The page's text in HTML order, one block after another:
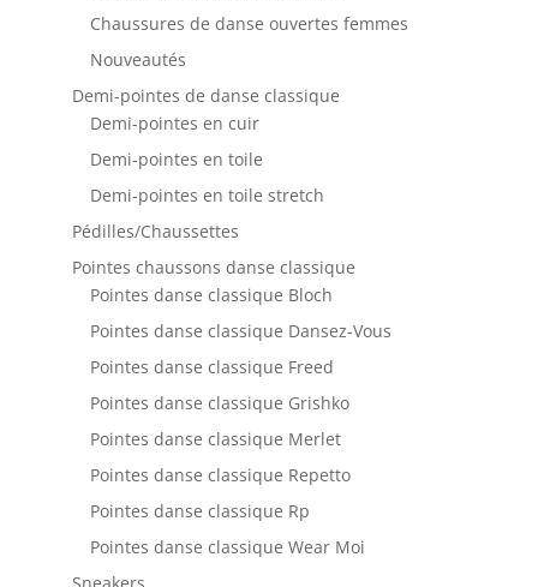
Chaussures de danse ouvertes femmes
Nouveautés
Demi-pointes de danse classique
Demi-pointes en cuir
Demi-pointes en toile
Demi-pointes en toile stretch
Pédilles/Chaussettes
Pointes chaussons danse classique
Pointes danse classique Bloch
Pointes danse classique Dansez-Vous
Pointes danse classique Freed
Pointes danse classique Grishko
Pointes danse classique Merlet
Pointes danse classique Repetto
Pointes danse classique Rp
Pointes danse classique Wear Moi
Sneakers